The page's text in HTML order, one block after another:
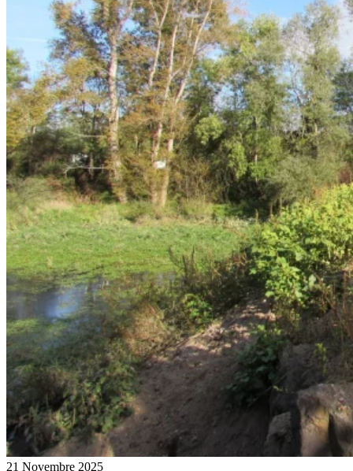
21 Novembre 2025